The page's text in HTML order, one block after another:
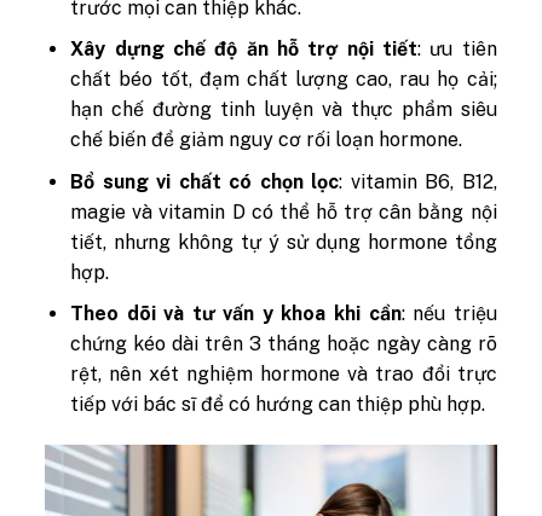
trước mọi can thiệp khác.
Xây dựng chế độ ăn hỗ trợ nội tiết: ưu tiên
chất béo tốt, đạm chất lượng cao, rau họ cải;
hạn chế đường tinh luyện và thực phẩm siêu
chế biến để giảm nguy cơ rối loạn hormone.
Bổ sung vi chất có chọn lọc: vitamin B6, B12,
magie và vitamin D có thể hỗ trợ cân bằng nội
tiết, nhưng không tự ý sử dụng hormone tổng
hợp.
Theo dõi và tư vấn y khoa khi cần: nếu triệu
chứng kéo dài trên 3 tháng hoặc ngày càng rõ
rệt, nên xét nghiệm hormone và trao đổi trực
tiếp với bác sĩ để có hướng can thiệp phù hợp.